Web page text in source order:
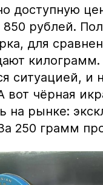
доступную
850 рублей.
для
ситуацией, и
вот чёрная
на рынке:
250 грамм